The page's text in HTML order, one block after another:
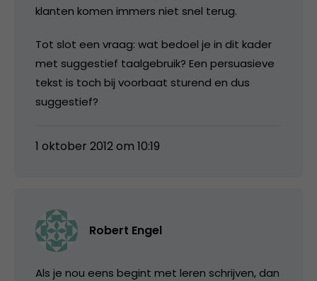
klanten komen immers niet snel terug.
Tot slot een vraag: wat bedoel je in dit kader
met suggestief taalgebruik? Een persuasieve
tekst is toch bij voorbaat sturend en dus
suggestief?
1 oktober 2012 om 10:19
Robert Engel
Als je nou eens begint met leren schrijven, dan